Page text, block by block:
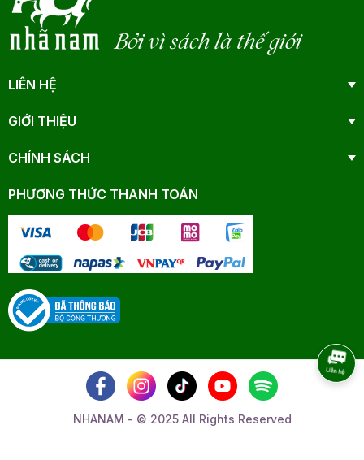
Bởi vì sách là thế giới
LIÊN HỆ
GIỚI THIỆU
CHÍNH SÁCH
PHƯƠNG THỨC THANH TOÁN
NHANAM - © 2025 All Rights Reserved